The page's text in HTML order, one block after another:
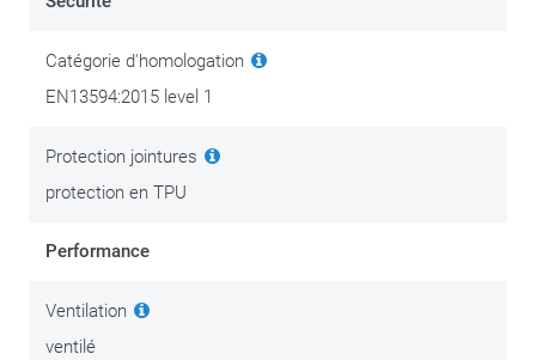
Catégorie d'homologation
EN13594:2015 level 1
Protection jointures
protection en TPU
Performance
Ventilation
ventilé